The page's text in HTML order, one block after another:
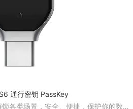
通行密钥 PassKey
各类场景，安全、便捷，保护你的数